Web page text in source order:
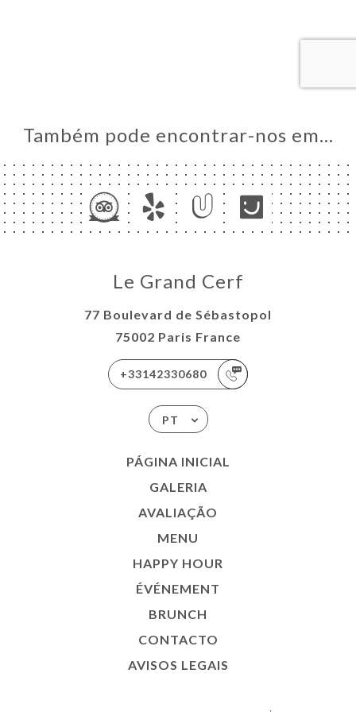
Também pode encontrar-nos em…
Le Grand Cerf
77 Boulevard de Sébastopol
75002 Paris France
+33142330680
PT
PÁGINA INICIAL
GALERIA
AVALIAÇÃO
MENU
HAPPY HOUR
ÉVÉNEMENT
BRUNCH
CONTACTO
AVISOS LEGAIS